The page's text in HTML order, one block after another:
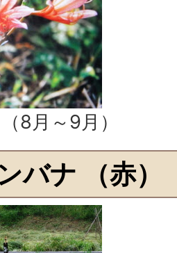
8月～9月）
バナ （赤）